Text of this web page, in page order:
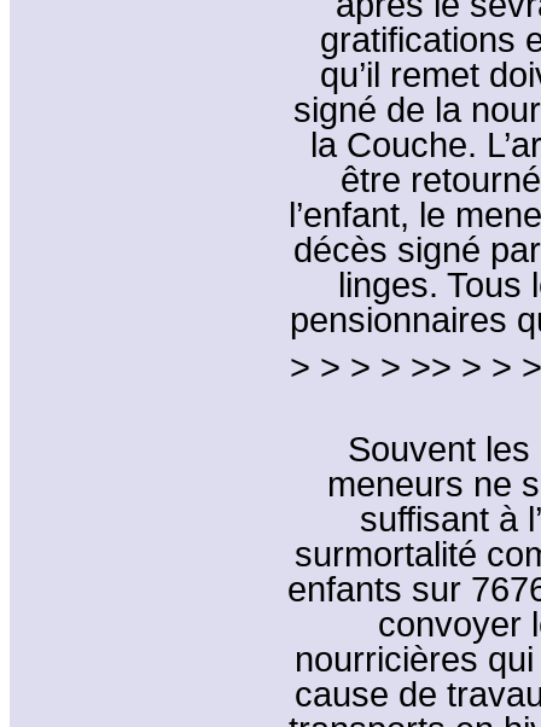
gratifications
qu’il remet
signé de la
la Couche.
être
l’enfant, le
décès signé
linges. Tous
pensionnaires
> > > > >> > >
Souvent
meneurs ne
suffisant à
surmortalité
enfants sur
convoyer
nourricières
cause de